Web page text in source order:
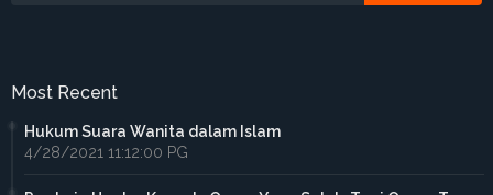
Most Recent
Hukum Suara Wanita dalam Islam
4/28/2021 11:12:00 PG